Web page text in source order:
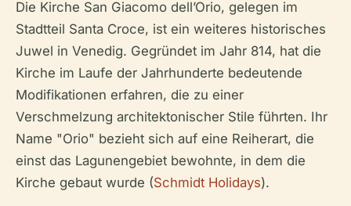
Die Kirche San Giacomo dell’Orio, gelegen im
Stadtteil Santa Croce, ist ein weiteres historisches
Juwel in Venedig. Gegründet im Jahr 814, hat die
Kirche im Laufe der Jahrhunderte bedeutende
Modifikationen erfahren, die zu einer
Verschmelzung architektonischer Stile führten. Ihr
Name "Orio" bezieht sich auf eine Reiherart, die
einst das Lagunengebiet bewohnte, in dem die
Kirche gebaut wurde (Schmidt Holidays).